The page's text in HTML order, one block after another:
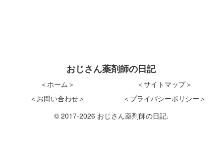
おじさん薬剤師の日記
＜ホーム＞
＜サイトマップ＞
＜お問い合わせ＞
＜プライバシーポリシー＞
© 2017-2026 おじさん薬剤師の日記.